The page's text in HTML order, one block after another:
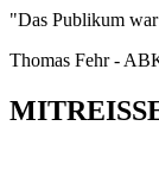
"Das Publikum
Thomas Fehr -